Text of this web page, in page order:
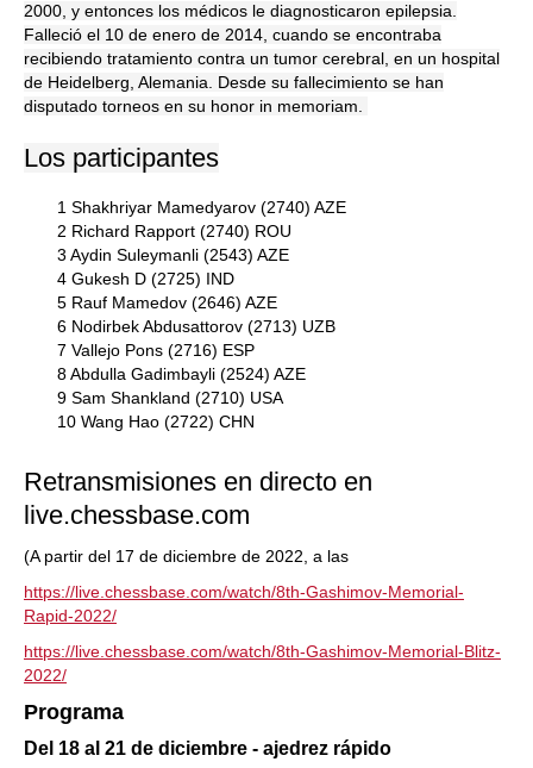
2000, y entonces los médicos le diagnosticaron epilepsia.
Falleció el 10 de enero de 2014, cuando se encontraba
recibiendo tratamiento contra un tumor cerebral, en un hospital
de Heidelberg, Alemania. Desde su fallecimiento se han
disputado torneos en su honor in memoriam.
Los participantes
1 Shakhriyar Mamedyarov (2740) AZE
2 Richard Rapport (2740) ROU
3 Aydin Suleymanli (2543) AZE
4 Gukesh D (2725) IND
5 Rauf Mamedov (2646) AZE
6 Nodirbek Abdusattorov (2713) UZB
7 Vallejo Pons (2716) ESP
8 Abdulla Gadimbayli (2524) AZE
9 Sam Shankland (2710) USA
10 Wang Hao (2722) CHN
Retransmisiones en directo en
live.chessbase.com
(A partir del 17 de diciembre de 2022, a las
https://live.chessbase.com/watch/8th-Gashimov-Memorial-
Rapid-2022/
https://live.chessbase.com/watch/8th-Gashimov-Memorial-Blitz-
2022/
Programa
Del 18 al 21 de diciembre - ajedrez rápido